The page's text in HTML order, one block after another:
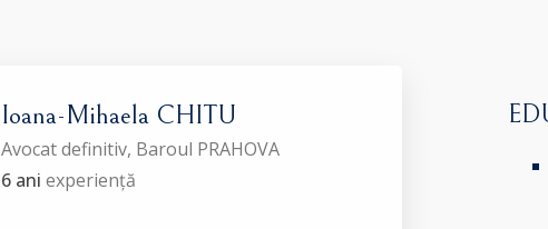
Ioana-Mihaela CHITU
Avocat definitiv, Baroul PRAHOVA
6 ani experiență